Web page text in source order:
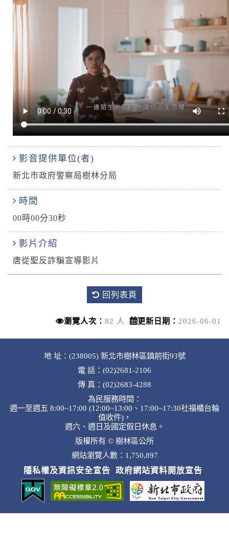
影音提供單位(者)
新北市政府警察局樹林分局
時間
00時00分30秒
影片介紹
唐從聖反詐騙宣導影片
回列表頁
瀏覽人次： 82 人 更新日期： 2026-06-01
地 址：(238005) 新北市樹林區鎮前街93號
電 話：(02)2681-2106
傳 真：(02)2683-4288
為民服務時間：
週一至週五 8:00~17:00 (12:00~13:00、17:00~17:30社福櫃台輪
值收件)，
週六、週日及國定假日休息。
版權所有 © 樹林區公所
網站瀏覽人數：1,750,897
隱私權及資訊安全宣告
政府網站資料開放宣告